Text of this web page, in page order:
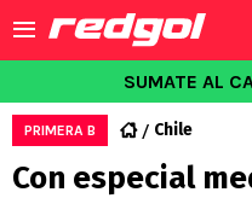
SUMATE AL
PRIMERA B Chile
Con especial